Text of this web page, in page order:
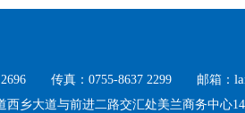
2696 传真：0755-8637 2299 邮箱：
乡大道与前进二路交汇处美兰商务中心